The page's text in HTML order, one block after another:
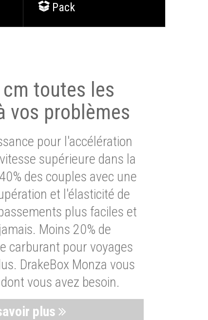
Pack
cm toutes les
vos problèmes
pour l'accélération
supérieure dans la
des couples avec une
et l'élasticité de
plus faciles et
Moins 20% de
carburant pour voyages
DrakeBox Monza vous
vous avez besoin.
plus